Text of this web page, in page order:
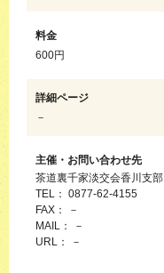
料金
600円
詳細ページ
－
主催・お問い合わせ先
茶道裏千家淡交会香川支部
TEL： 0877-62-4155
FAX： －
MAIL： －
URL： －